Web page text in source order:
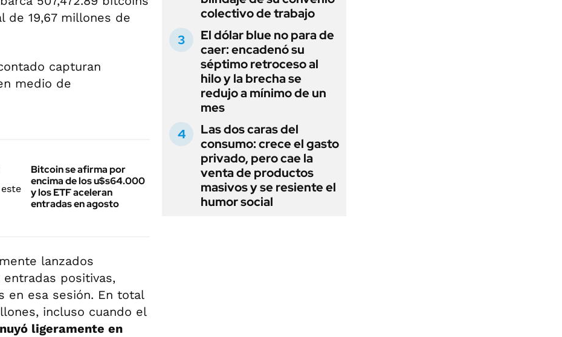
de 19,67 millones de
capturan
medio de
Bitcoin se afirma por
encima de los u$s64.000
y los ETF aceleran
entradas en agosto
lanzados
positivas,
en esa sesión. En total
incluso cuando el
ligeramente en
colectivo de trabajo
El dólar blue no para de
caer: encadenó su
séptimo retroceso al
hilo y la brecha se
redujo a mínimo de un
mes
Las dos caras del
consumo: crece el gasto
privado, pero cae la
venta de productos
masivos y se resiente el
humor social